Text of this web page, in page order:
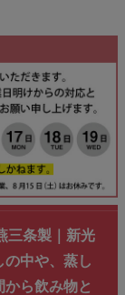
条製｜新光
中や、蒸し
ら飲み物と